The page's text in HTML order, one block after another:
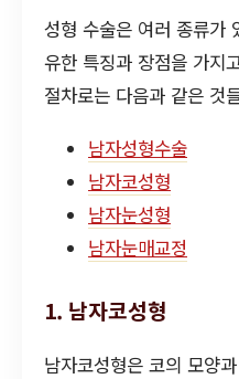
성형 수술은 여러 종류
유한 특징과 장점을 가지
절차로는 다음과 같은 것
남자성형수술
남자코성형
남자눈성형
남자눈매교정
1. 남자코성형
남자코성형은 코의 모양